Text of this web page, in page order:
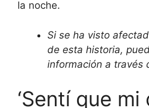
la noche.
Si se ha visto
de esta historia,
información a través
‘Sentí que